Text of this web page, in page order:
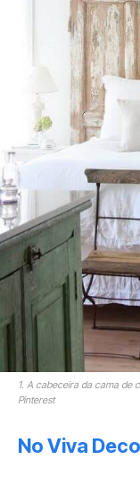
1. A cabeceira da cama de
Pinterest
No Viva